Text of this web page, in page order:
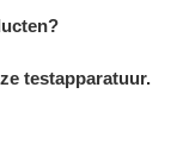
testapparatuur.